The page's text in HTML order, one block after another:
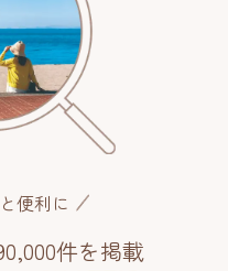
便利に
件を掲載